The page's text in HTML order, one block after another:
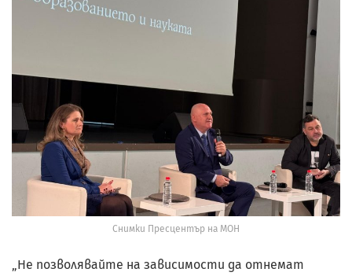
Снимки Пресцентър на МОН
„Не позволявайте на зависимости да отнемат